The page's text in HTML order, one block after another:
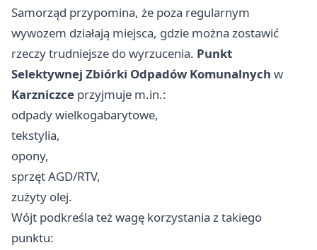
Samorząd przypomina, że poza regularnym
wywozem działają miejsca, gdzie można zostawić
rzeczy trudniejsze do wyrzucenia. Punkt
Selektywnej Zbiórki Odpadów Komunalnych w
Karzniczce przyjmuje m.in.:
odpady wielkogabarytowe,
tekstylia,
opony,
sprzęt AGD/RTV,
zużyty olej.
Wójt podkreśla też wagę korzystania z takiego
punktu: